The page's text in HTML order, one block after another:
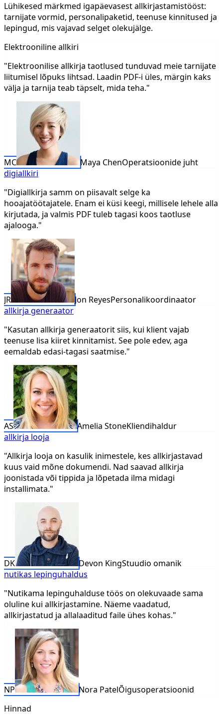
Lühikesed märkmed igapäevasest allkirjastamistööst:
tarnijate vormid, personalipaketid, teenuse kinnitused ja
lepingud, mis vajavad selget olekujälge.
Elektrooniline allkiri
"Elektroonilise allkirja taotlused tunduvad meie tarnijate
liitumisel lõpuks lihtsad. Laadin PDF-i üles, märgin kaks
välja ja tarnija teab täpselt, mida teha."
MC Maya ChenOperatsioonide juht
digiallkiri
"Digiallkirja samm on piisavalt selge ka
hooajatöötajatele. Enam ei küsi keegi, millisele lehele alla
kirjutada, ja valmis PDF tuleb tagasi koos taotluse
ajalooga."
JR Jon ReyesPersonalikoordinaator
allkirja generaator
"Kasutan allkirja generaatorit siis, kui klient vajab
teenuse lisa kiiret kinnitamist. See pole edev, aga
eemaldab edasi-tagasi saatmise."
AS Amelia StoneKliendihaldur
allkirja looja
"Allkirja looja on kasulik inimestele, kes allkirjastavad
kuus vaid mõne dokumendi. Nad saavad allkirja
joonistada või tippida ja lõpetada ilma midagi
installimata."
DK Devon KingStuudio omanik
nutikas lepinguhaldus
"Nutikama lepinguhalduse töös on olekuvaade sama
oluline kui allkirjastamine. Näeme vaadatud,
allkirjastatud ja allalaaditud faile ühes kohas."
NP Nora PatelÕigusoperatsioonid
Hinnad